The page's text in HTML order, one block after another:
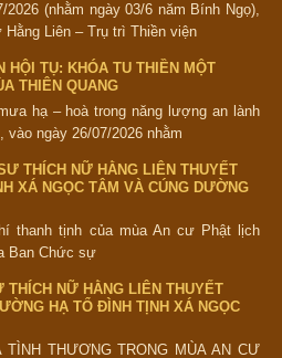
2026 (nhằm ngày 03/6 năm Bính Ngọ),
Liên – Trụ trì Thiền viện
HỘI TỤ: KHÓA TU THIỀN MỘT
THIÊN QUANG
hạ – hoà trong năng lượng an lành
vào ngày 26/07/2026 nhằm
THÍCH NỮ HẰNG LIÊN THUYẾT
XÁ NGỌC TÂM VÀ CÚNG DƯỜNG
thanh tịnh của mùa An cư Phật lịch
Ban Chức sự
THÍCH NỮ HẰNG LIÊN THUYẾT
HẠ TỔ ĐÌNH TỊNH XÁ NGỌC
TÌNH THƯƠNG TRONG MÙA AN CƯ